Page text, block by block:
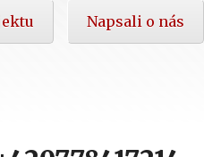
Napsali o nás